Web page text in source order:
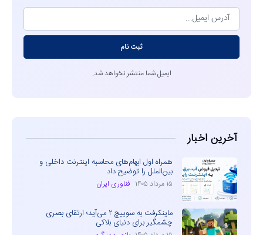
ثبت نام
ایمیل شما منتشر نخواهد شد.
آخرین اخبار
همراه اول ابهام‌های محاسبه اینترنت داخلی و
بین‌الملل را توضیح داد
۱۵ مرداد ۱۴۰۵ فناوری ایران
ماینکرفت به سوییچ ۲ می‌آید؛ ارتقای بصری
چشمگیر برای دنیای بلاکی